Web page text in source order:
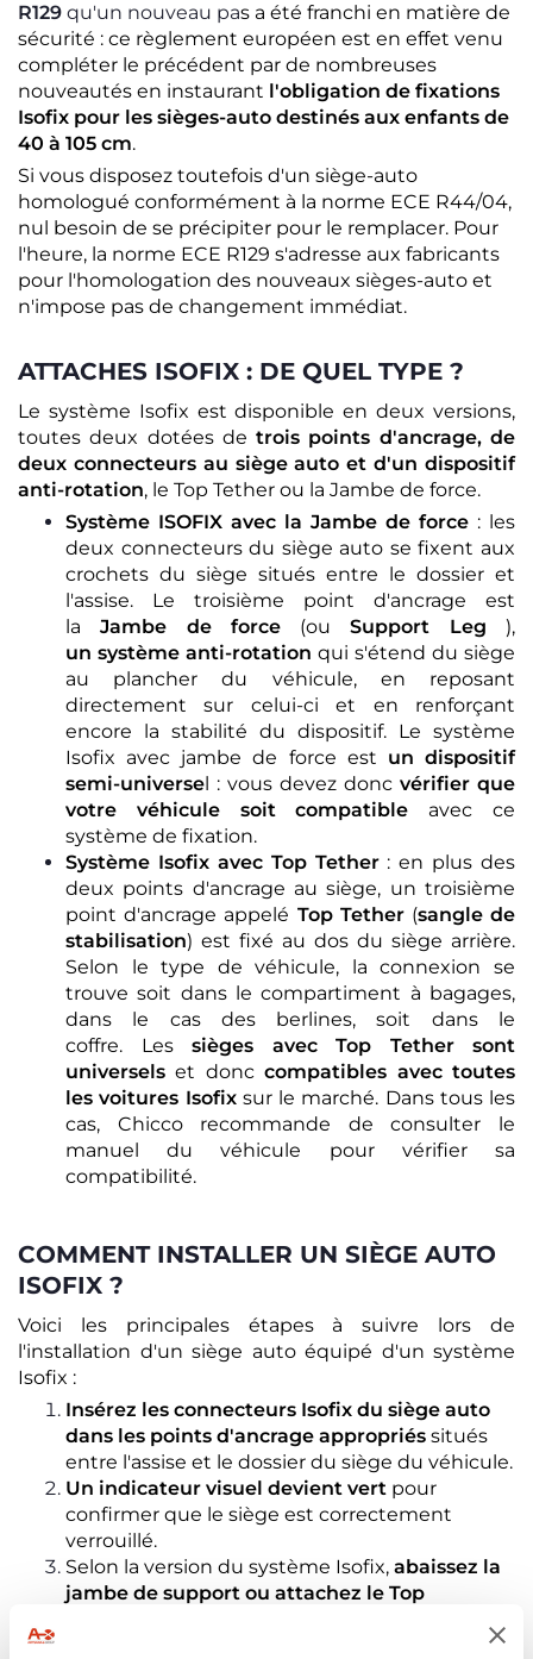
R129 qu'un nouveau pas a été franchi en matière de
sécurité : ce règlement européen est en effet venu
compléter le précédent par de nombreuses
nouveautés en instaurant l'obligation de fixations
Isofix pour les sièges-auto destinés aux enfants de
40 à 105 cm.
Si vous disposez toutefois d'un siège-auto
homologué conformément à la norme ECE R44/04,
nul besoin de se précipiter pour le remplacer. Pour
l'heure, la norme ECE R129 s'adresse aux fabricants
pour l'homologation des nouveaux sièges-auto et
n'impose pas de changement immédiat.
ATTACHES ISOFIX : DE QUEL TYPE ?
Le système Isofix est disponible en deux versions,
toutes deux dotées detrois points d'ancrage, de
deux connecteurs au siège auto et d'un dispositif
anti-rotation, le Top Tether ou la Jambe de force.
Système ISOFIX avec la Jambe de force : les
deux connecteurs du siège auto se fixent aux
crochets du siège situés entre le dossier et
l'assise. Le troisième point d'ancrage est
laJambe de force(ouSupport Leg ),
un système anti-rotation qui s'étend du siège
au plancher du véhicule, en reposant
directement sur celui-ci et en renforçant
encore la stabilité du dispositif. Le système
Isofix avec jambe de force est un dispositif
semi-universel : vous devez donc vérifier que
votre véhicule soit compatible avec ce
système de fixation.
Système Isofix avec Top Tether: en plus des
deux points d'ancrage au siège, un troisième
point d'ancrage appelé Top Tether(sangle de
stabilisation) est fixé au dos du siège arrière.
Selon le type de véhicule, la connexion se
trouve soit dans le compartiment à bagages,
dans le cas des berlines, soit dans le
coffre. Les sièges avec Top Tether sont
universels et donccompatibles avec toutes
les voitures Isofixsur le marché. Dans tous les
cas, Chicco recommande de consulter le
manuel du véhicule pour vérifier sa
compatibilité.
COMMENT INSTALLER UN SIÈGE AUTO
ISOFIX ?
Voici les principales étapes à suivre lors de
l'installation d'un siège auto équipé d'un système
Isofix :
Insérez les connecteurs Isofix du siège auto
dans les points d'ancrage appropriés situés
entre l'assise et le dossier du siège du véhicule.
Un indicateur visuel devient vert pour
confirmer que le siège est correctement
verrouillé.
Selon la version du système Isofix, abaissez la
jambe de support ou attachez le Top
que tous les indicateurs soient verts